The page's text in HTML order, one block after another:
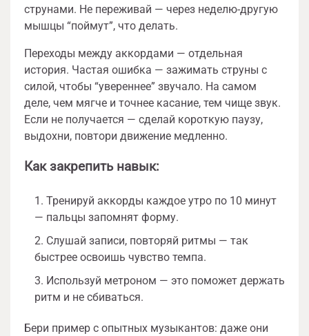
струнами. Не переживай — через неделю-другую
мышцы “поймут”, что делать.
Переходы между аккордами — отдельная
история. Частая ошибка — зажимать струны с
силой, чтобы “увереннее” звучало. На самом
деле, чем мягче и точнее касание, тем чище звук.
Если не получается — сделай короткую паузу,
выдохни, повтори движение медленно.
Как закрепить навык:
Тренируй аккорды каждое утро по 10 минут
— пальцы запомнят форму.
Слушай записи, повторяй ритмы — так
быстрее освоишь чувство темпа.
Используй метроном — это поможет держать
ритм и не сбиваться.
Бери пример с опытных музыкантов: даже они